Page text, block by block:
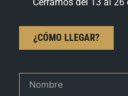
¿CÓMO LLEGAR?